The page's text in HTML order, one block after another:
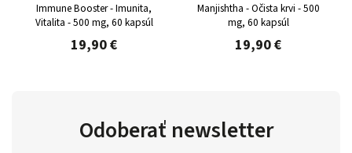
Immune Booster - Imunita,
Vitalita - 500 mg, 60 kapsúl
19,90 €
Manjishtha - Očista krvi - 500
mg, 60 kapsúl
19,90 €
Odoberať newsletter